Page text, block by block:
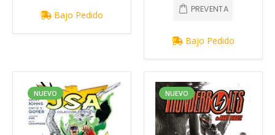
Bajo Pedido
PREVENTA
Bajo Pedido
NUEVO NUEVO